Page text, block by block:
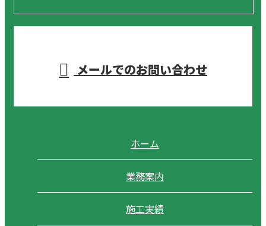
メールでのお問い合わせ
ホーム
業務案内
施工実績